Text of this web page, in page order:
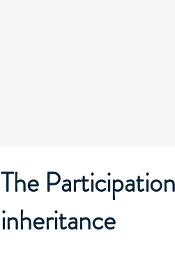
The
inheritance